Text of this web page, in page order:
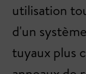
utilisation
d'un
tuyaux plus